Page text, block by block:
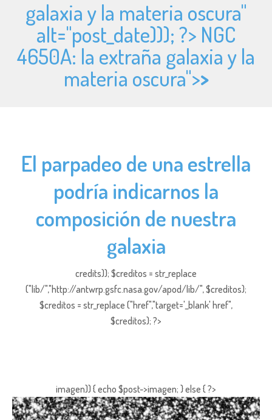
galaxia y la materia oscura"
alt="post_date))); ?> NGC
4650A: la extraña galaxia y la
materia oscura">>
El parpadeo de una estrella
podría indicarnos la
composición de nuestra
galaxia
credits)); $creditos = str_replace
("lib/","http://antwrp.gsfc.nasa.gov/apod/lib/", $creditos);
$creditos = str_replace ("href","target='_blank' href",
$creditos); ?>
imagen)) { echo $post->imagen; } else { ?>